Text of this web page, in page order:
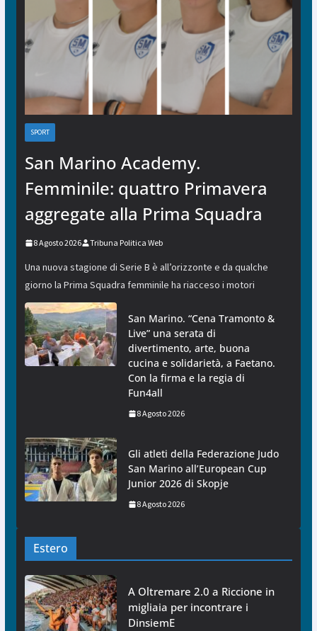
SPORT
San Marino Academy.
Femminile: quattro Primavera
aggregate alla Prima Squadra
8 Agosto 2026 Tribuna Politica Web
Una nuova stagione di Serie B è all’orizzonte e da qualche
giorno la Prima Squadra femminile ha riacceso i motori
San Marino. “Cena Tramonto &
Live” una serata di
divertimento, arte, buona
cucina e solidarietà, a Faetano.
Con la firma e la regia di
Fun4all
8 Agosto 2026
Gli atleti della Federazione Judo
San Marino all’European Cup
Junior 2026 di Skopje
8 Agosto 2026
Estero
A Oltremare 2.0 a Riccione in
migliaia per incontrare i
DinsiemE